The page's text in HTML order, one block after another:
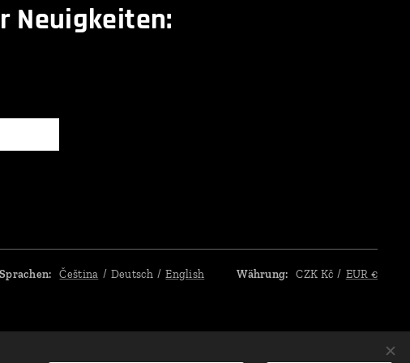
Neuigkeiten:
Sprachen Čeština Deutsch English Währung CZK Kč EUR €